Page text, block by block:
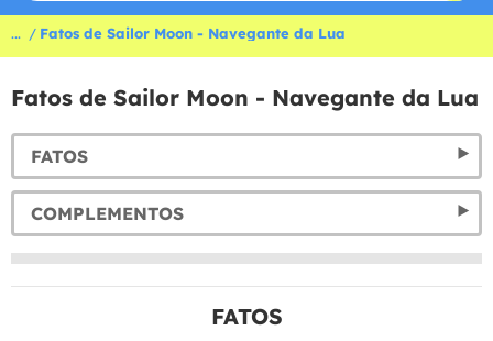
... Fatos de Sailor Moon - Navegante da Lua
Fatos de Sailor Moon - Navegante da Lua
FATOS
COMPLEMENTOS
FATOS